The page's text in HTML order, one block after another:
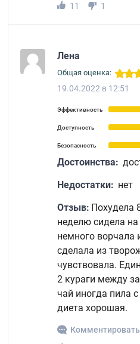
11
1
Лена
Общая оценка:
19.04.2022 в 12:51
Эффективность
Доступность
Безопасность
Достоинства:
Недостатки: нет
Отзыв: Похудела
неделю сидела
немного ворчала
сделала из
чувствовала.
2 кураги между
чай иногда пила
диета хорошая.
Комментировать